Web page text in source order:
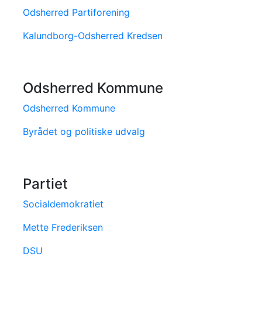
Odsherred Partiforening
Kalundborg-Odsherred Kredsen
Odsherred Kommune
Odsherred Kommune
Byrådet og politiske udvalg
Partiet
Socialdemokratiet
Mette Frederiksen
DSU